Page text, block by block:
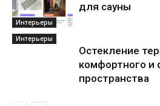
Интерьеры
для сауны
Интерьеры
Остекление
комфортного и
пространства